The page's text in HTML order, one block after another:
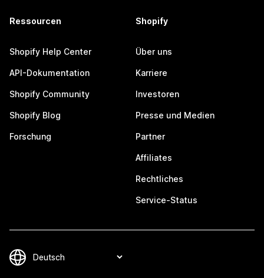
Ressourcen
Shopify Help Center
API-Dokumentation
Shopify Community
Shopify Blog
Forschung
Shopify
Über uns
Karriere
Investoren
Presse und Medien
Partner
Affiliates
Rechtliches
Service-Status